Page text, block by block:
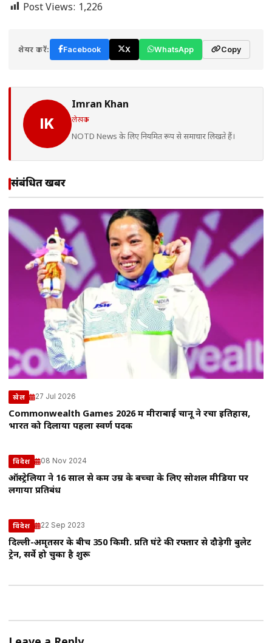
Post Views: 1,226
शेयर करें: Facebook X WhatsApp Copy
IK
Imran Khan
लेखक
NOTD News के लिए नियमित रूप से समाचार लिखते हैं।
संबंधित खबरें
खेल 27 Jul 2026
Commonwealth Games 2026 में मीराबाई चानू ने रचा इतिहास,
भारत को दिलाया पहला स्वर्ण पदक
विदेश 08 Nov 2024
ऑस्ट्रेलिया ने 16 साल से कम उम्र के बच्चों के लिए सोशल मीडिया पर
लगाया प्रतिबंध
विदेश 22 Sep 2023
दिल्ली-अमृतसर के बीच 350 किमी. प्रति घंटे की रफ्तार से दौड़ेगी बुलेट
ट्रेन, सर्वे हो चुका है शुरू